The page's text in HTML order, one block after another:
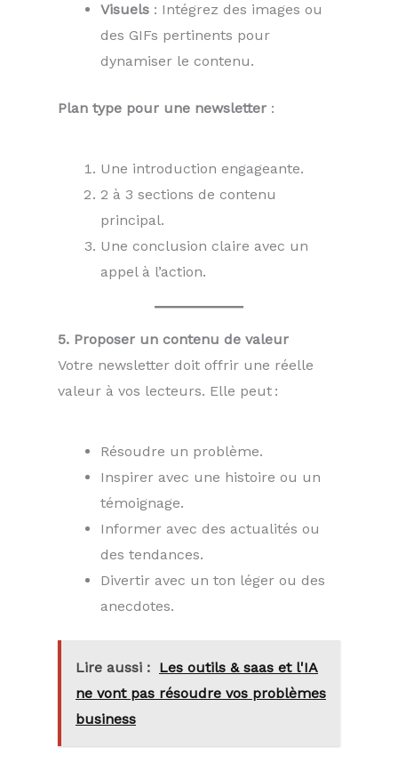
Visuels : Intégrez des images ou
des GIFs pertinents pour
dynamiser le contenu.
Plan type pour une newsletter :
Une introduction engageante.
2 à 3 sections de contenu
principal.
Une conclusion claire avec un
appel à l’action.
5. Proposer un contenu de valeur
Votre newsletter doit offrir une réelle
valeur à vos lecteurs. Elle peut :
Résoudre un problème.
Inspirer avec une histoire ou un
témoignage.
Informer avec des actualités ou
des tendances.
Divertir avec un ton léger ou des
anecdotes.
Lire aussi : Les outils & saas et l'IA
ne vont pas résoudre vos problèmes
business